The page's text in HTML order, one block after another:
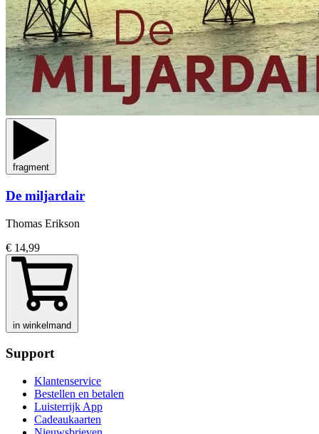
fragment
De miljardair
Thomas Erikson
€ 14,99
in winkelmand
Support
Klantenservice
Bestellen en betalen
Luisterrijk App
Cadeaukaarten